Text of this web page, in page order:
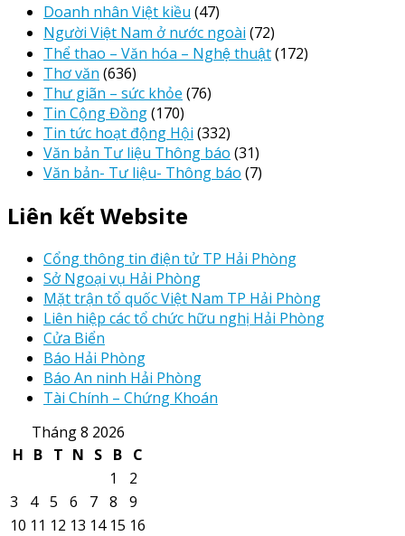
Doanh nhân Việt kiều (47)
Người Việt Nam ở nước ngoài (72)
Thể thao – Văn hóa – Nghệ thuật(172)
Thơ văn (636)
Thư giãn – sức khỏe (76)
Tin Cộng Đồng(170)
Tin tức hoạt động Hội (332)
Văn bản Tư liệu Thông báo (31)
Văn bản- Tư liệu- Thông báo (7)
Liên kết Website
Cổng thông tin điện tử TP Hải Phòng
Sở Ngoại vụ Hải Phòng
Mặt trận tổ quốc Việt Nam TP Hải Phòng
Liên hiệp các tổ chức hữu nghị Hải Phòng
Cửa Biển
Báo Hải Phòng
Báo An ninh Hải Phòng
Tài Chính – Chứng Khoán
Tháng 8 2026
H B T N S B C
1
2
3
4 5 6 7 8
9
10 11 12 13 14 15 16